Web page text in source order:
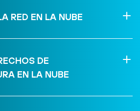
RED EN LA NUBE
DE
EN LA NUBE